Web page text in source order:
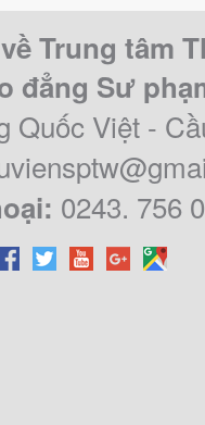
ĐỀ
TRUNG
2024
Trung tâm
đẳng Sư
Quốc Việt -
0243. 756